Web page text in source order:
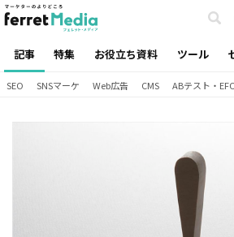
記事 特集 お役立ち資料 ツール
SEO SNSマーケ Web広告 CMS ABテスト・